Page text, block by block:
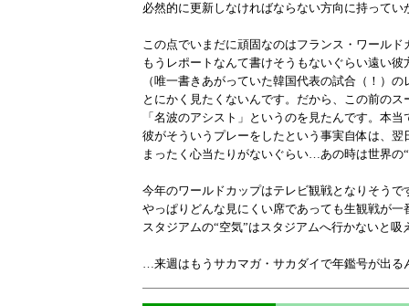
必然的に更新しなければならない方向に持って
この点でいまだに頑固なのはフランス・ワールド
もうレポートなんて書けそうもないぐらい遠い
（唯一書きあがっていた韓国代表の試合（！）
とにかく見たくないんです。だから、この前の
「名波のアシスト」というのを見たんです。本当
彼がそういうプレーをしたという事実自体は、
まったく心当たりがないぐらい…あの時は世界の
今年のワールドカップはテレビ観戦となりそうで
やっぱりどんな見にくい席であっても生観戦が一
スタジアムの“空気”はスタジアムへ行かないと吸
…来週はもうサカマガ・サカダイで年鑑号が出る